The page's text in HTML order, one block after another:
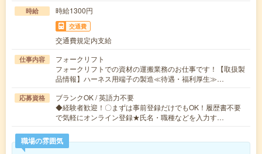
時給 時給1300円
交通費
交通費規定内支給
仕事内容
フォークリフト
フォークリフトでの資材の運搬業務のお仕事です！【取扱製
品情報】ハーネス用端子の製造≪待遇・福利厚生≫…
応募資格
ブランクOK / 英語力不要
◆経験者歓迎！〇まずは事前登録だけでもOK！履歴書不要
で気軽にオンライン登録★氏名・職種などを入力す…
職場の雰囲気